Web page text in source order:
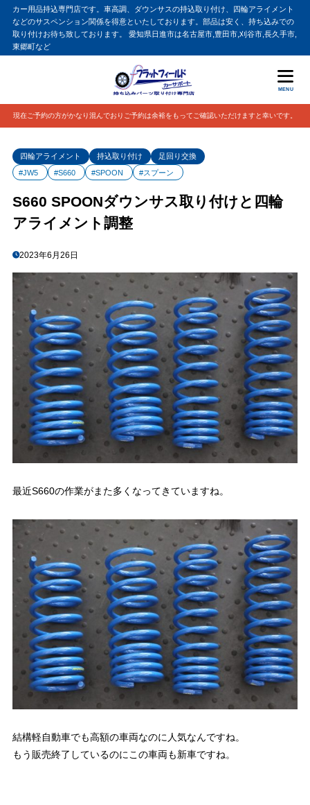
カー用品持込専門店です。車高調、ダウンサスの持込取り付け、四輪アライメント
などのサスペンション関係を得意といたしております。部品は安く、持ち込みでの
取り付けお待ち致しております。 愛知県日進市は名古屋市,豊田市,刈谷市,長久手市,
東郷町など
MENU
現在ご予約の方がかなり混んでおりご予約は余裕をもってご確認いただけますと幸いです。
四輪アライメント 持込取り付け
足回り交換
#JW5
#S660 #SPOON #スプーン
S660 SPOONダウンサス取り付けと四輪
アライメント調整
2023年6月26日
最近S660の作業がまた多くなってきていますね。
結構軽自動車でも高額の車両なのに人気なんですね。
もう販売終了しているのにこの車両も新車ですね。